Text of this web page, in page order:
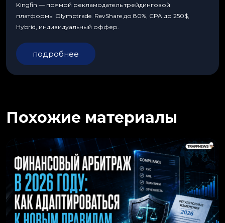
Kingfin — прямой рекламодатель трейдинговой
платформы Olymptrade. RevShare до 80%, CPA до 250$,
Hybrid, индивидуальный оффер.
подробнее
Похожие материалы